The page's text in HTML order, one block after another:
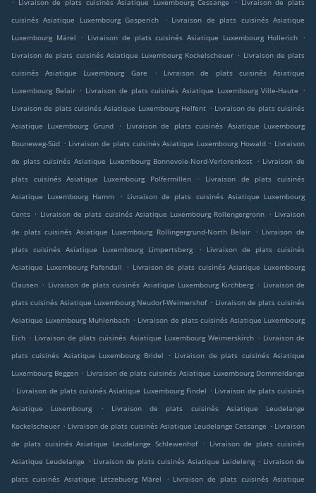
Livraison de plats cuisinés Asiatique Luxembourg Cessange
Livraison de plats
cuisinés Asiatique Luxembourg Gasperich
. Livraison de plats cuisinés Asiatique
Luxembourg Märel
. Livraison de plats cuisinés Asiatique Luxembourg Hollerich
.
Livraison de plats cuisinés Asiatique Luxembourg Kockelscheuer . Livraison de plats
cuisinés Asiatique Luxembourg Gare
.
Livraison de plats cuisinés Asiatique
Luxembourg Belair . Livraison de plats cuisinés Asiatique Luxembourg Ville-Haute
.
Livraison de plats cuisinés Asiatique Luxembourg Helfent . Livraison de plats cuisinés
Asiatique Luxembourg Grund
.
Livraison de plats cuisinés Asiatique Luxembourg
Bouneweg-Süd . Livraison de plats cuisinés Asiatique Luxembourg Howald . Livraison
de plats cuisinés Asiatique Luxembourg Bonnevoie-Nord-Verlorenkost . Livraison de
plats cuisinés Asiatique Luxembourg Polfermillen
.
Livraison de plats cuisinés
Asiatique Luxembourg Hamm
. Livraison de plats cuisinés Asiatique Luxembourg
Cents . Livraison de plats cuisinés Asiatique Luxembourg Rollengergronn . Livraison
de plats cuisinés Asiatique Luxembourg Rollingergrund-North Belair
. Livraison de
plats cuisinés Asiatique Luxembourg Limpertsberg
.
Livraison de plats cuisinés
Asiatique Luxembourg Pafendall
. Livraison de plats cuisinés Asiatique Luxembourg
Clausen . Livraison de plats cuisinés Asiatique Luxembourg Kirchberg . Livraison de
plats cuisinés Asiatique Luxembourg Neudorf-Weimershof . Livraison de plats cuisinés
Asiatique Luxembourg Muhlenbach . Livraison de plats cuisinés Asiatique Luxembourg
Eich . Livraison de plats cuisinés Asiatique Luxembourg Weimerskirch . Livraison de
plats cuisinés Asiatique Luxembourg Bridel
. Livraison de plats cuisinés Asiatique
Luxembourg Beggen . Livraison de plats cuisinés Asiatique Luxembourg Dommeldange
. Livraison de plats cuisinés Asiatique Luxembourg Findel . Livraison de plats cuisinés
Asiatique Luxembourg
.
Livraison de plats cuisinés Asiatique Leudelange
Kockelscheuer . Livraison de plats cuisinés Asiatique Leudelange Cessange . Livraison
de plats cuisinés Asiatique Leudelange Schlewenhof
. Livraison de plats cuisinés
Asiatique Leudelange . Livraison de plats cuisinés Asiatique Leideleng . Livraison de
plats cuisinés Asiatique Lëtzebuerg Märel
. Livraison de plats cuisinés Asiatique